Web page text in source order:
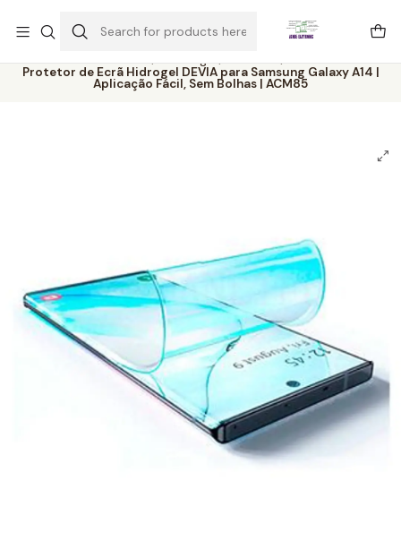
Home Catálogo
Películas
Protetor de Ecrã Hidrogel DEVIA para Samsung Galaxy A14 |
Aplicação Fácil, Sem Bolhas | ACM85